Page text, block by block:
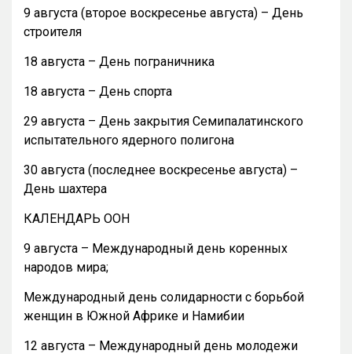
9 августа (второе воскресенье августа) – День
строителя
18 августа – День пограничника
18 августа – День спорта
29 августа – День закрытия Семипалатинского
испытательного ядерного полигона
30 августа (последнее воскресенье августа) –
День шахтера
КАЛЕНДАРЬ ООН
9 августа – Международный день коренных
народов мира;
Международный день солидарности с борьбой
женщин в Южной Африке и Намибии
12 августа – Международный день молодежи